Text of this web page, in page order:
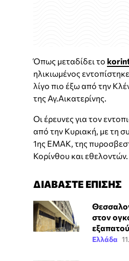
Όπως μεταδίδει το
ηλικιωμένος
λίγο πιο έξω από την
της Αγ.Αικατερίνης.
Οι έρευνες για τον
από την Κυριακή, με τη
1ης ΕΜΑΚ, της
Κορίνθου και εθελοντών.
ΔΙΑΒΑΣΤΕ ΕΠΙΣΗΣ
στον
Ελλάδα